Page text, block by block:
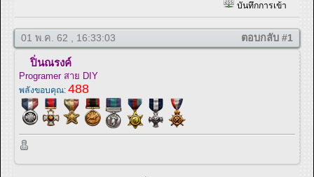
บันทึกการเข้า
01 พ.ค. 62 , 16:33:03 ตอบกลับ #1
ปิ่นณรงค์
Programer สาย DIY
พลังขอบคุณ: 488